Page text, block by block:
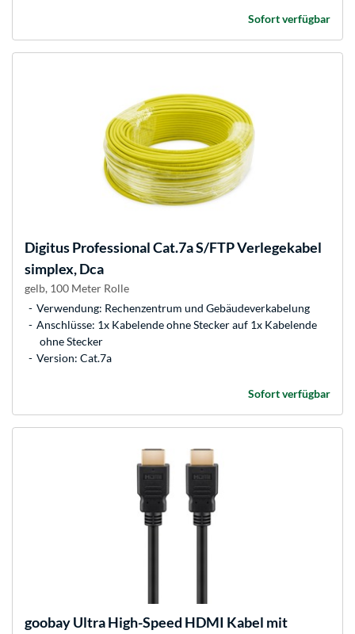
Sofort verfügbar
DigitusProfessional Cat.7a S/FTP Verlegekabel
simplex, Dca
gelb, 100 Meter Rolle
Verwendung: Rechenzentrum und Gebäudeverkabelung
Anschlüsse: 1x Kabelende ohne Stecker auf 1x Kabelende
ohne Stecker
Version: Cat.7a
Sofort verfügbar
goobayUltra High-Speed HDMI Kabel mit